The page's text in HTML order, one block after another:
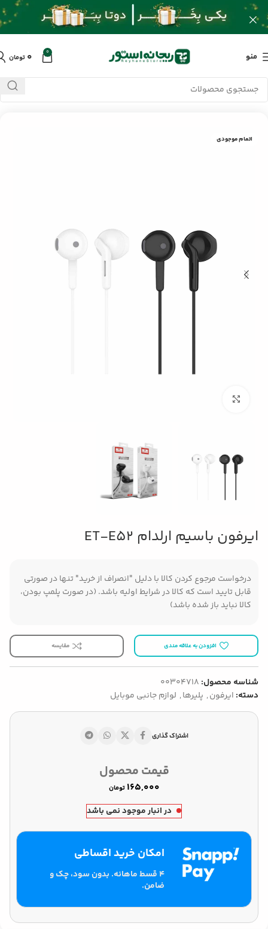
منو 0 ۰ تومان
خانه/محصولات/لوازم جانبی موبایل/ایرفون باسیم ارلدام ET-E52
اتمام موجودی
ایرفون باسیم ارلدام ET-E52
درخواست مرجوع کردن کالا با دلیل "انصراف از خرید" تنها در صورتی
قابل تایید است که کالا در شرایط اولیه باشد. (در صورت پلمپ بودن،
کالا نباید باز شده باشد)
افزودن به علاقه مندی مقایسه
شناسه محصول: 00304718
دسته: ایرفون, پلیرها, لوازم جانبی موبایل
اشتراک گذاری
قیمت محصول
تومان
در انبار موجود نمی باشد
امکان خرید اقساطی
۴ قسط ماهانه. بدون سود، چک و
ضامن.